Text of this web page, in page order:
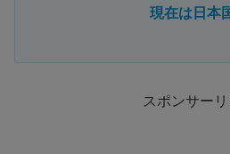
現在は日本
スポンサーリ